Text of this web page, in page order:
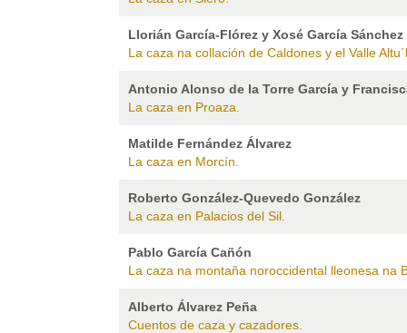
Llorián García-Flórez y Xosé García Sánchez
La caza na collación de Caldones y el Valle
Antonio Alonso de la Torre García y
La caza en Proaza.
Matilde Fernández Álvarez
La caza en Morcín.
Roberto González-Quevedo González
La caza en Palacios del Sil.
Pablo García Cañón
La caza na montaña noroccidental lleonesa na
Alberto Álvarez Peña
Cuentos de caza y cazadores.